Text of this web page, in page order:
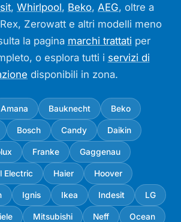
, Whirlpool, Beko, AEG, oltre a
Zerowatt e altri modelli meno
la pagina marchi trattati per
o esplora tutti i servizi di
disponibili in zona.
Amana Bauknecht Beko
Bosch Candy Daikin
Franke Gaggenau
Electric Haier Hoover
Ignis Ikea Indesit LG
Mitsubishi Neff Ocean